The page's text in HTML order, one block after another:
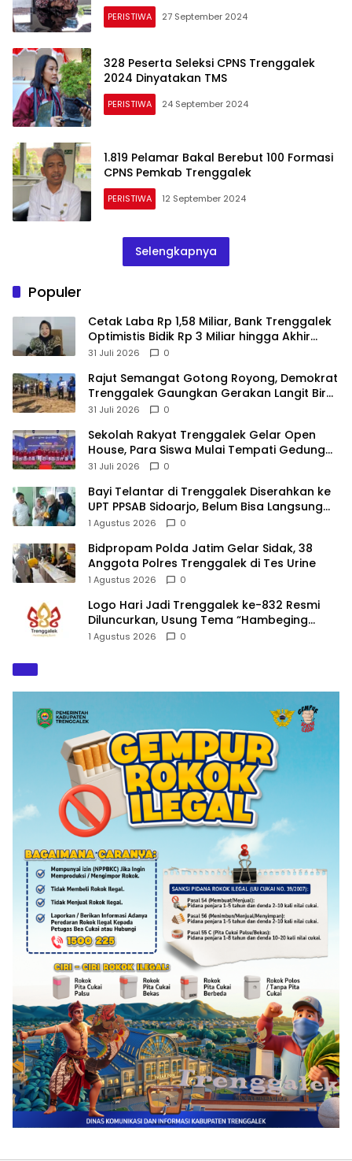
PERISTIWA 27 September 2024
328 Peserta Seleksi CPNS Trenggalek
2024 Dinyatakan TMS
PERISTIWA 24 September 2024
1.819 Pelamar Bakal Berebut 100 Formasi
CPNS Pemkab Trenggalek
PERISTIWA 12 September 2024
Selengkapnya
Populer
Cetak Laba Rp 1,58 Miliar, Bank Trenggalek
Optimistis Bidik Rp 3 Miliar hingga Akhir
Tahun
31 Juli 2026 0
​Rajut Semangat Gotong Royong, Demokrat
Trenggalek Gaungkan Gerakan Langit Biru
di Pantai Konang
31 Juli 2026 0
Sekolah Rakyat Trenggalek Gelar Open
House, Para Siswa Mulai Tempati Gedung
Baru
31 Juli 2026 0
Bayi Telantar di Trenggalek Diserahkan ke
UPT PPSAB Sidoarjo, Belum Bisa Langsung
Diadopsi
1 Agustus 2026 0
Bidpropam Polda Jatim Gelar Sidak, 38
Anggota Polres Trenggalek di Tes Urine
1 Agustus 2026 0
Logo Hari Jadi Trenggalek ke-832 Resmi
Diluncurkan, Usung Tema “Hambeging
Bumi” Gaungkan Harmoni dengan Alam
1 Agustus 2026 0